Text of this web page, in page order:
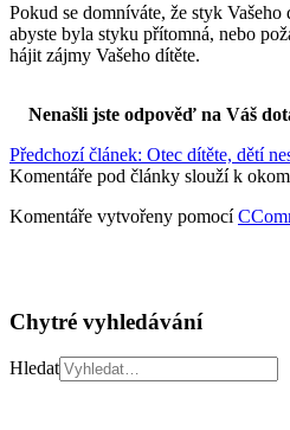
Pokud se domníváte, že styk
abyste byla styku přítomná, nebo
hájit zájmy Vašeho dítěte.
Nenašli jste odpověď na Váš
Předchozí článek: Otec dítěte, dětí
Komentáře pod články slouží k
Komentáře vytvořeny pomocí
Chytré vyhledávání
Hledat